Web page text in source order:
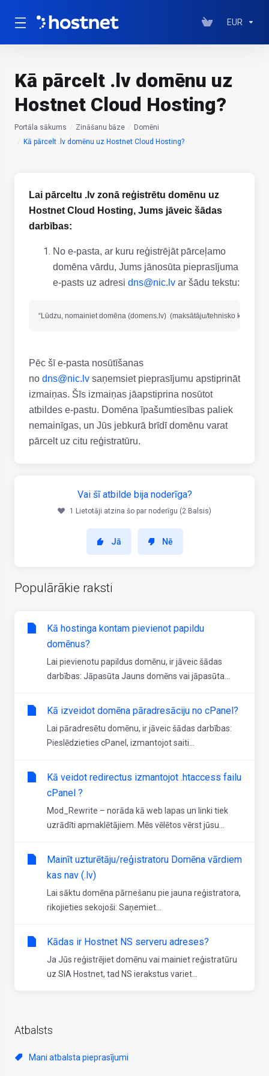
EUR
Kā pārcelt .lv domēnu uz
Hostnet Cloud Hosting?
Portāla sākums Zināšanu bāze
Domēni
Kā pārcelt .lv domēnu uz Hostnet Cloud Hosting?
Atbalsts
Mani atbalsta pieprasījumi
Lai pārceltu .lv zonā reģistrētu domēnu uz
Hostnet Cloud Hosting, Jums jāveic šādas
darbības:
No e-pasta, ar kuru reģistrējāt pārceļamo
domēna vārdu, Jums jānosūta pieprasījuma
e-pasts uz adresi dns@nic.lv ar šādu tekstu:
Pēc šī e-pasta nosūtīšanas
no dns@nic.lv saņemsiet pieprasījumu apstiprināt
izmaiņas. Šīs izmaiņas jāapstiprina nosūtot
atbildes e-pastu. Domēna īpašumtiesības paliek
nemainīgas, un Jūs jebkurā brīdī domēnu varat
pārcelt uz citu reģistratūru.
Vai šī atbilde bija noderīga?
1 Lietotāji atzina šo par noderīgu (2 Balsis)
Jā Nē
Populārākie raksti
Kā hostinga kontam pievienot papildu
domēnus?
Lai pievienotu papildus domēnu, ir jāveic šādas
darbības: Jāpasūta Jauns domēns vai jāpasūta...
Kā izveidot domēna pāradresāciju no cPanel?
Lai pāradresētu domēnu, ir jāveic šādas darbības:
Pieslēdzieties cPanel, izmantojot saiti...
Kā veidot redirectus izmantojot .htaccess failu
cPanel ?
Mod_Rewrite – norāda kā web lapas un linki tiek
uzrādīti apmaklētājiem. Mēs vēlētos vērst jūsu...
Mainīt uzturētāju/reģistratoru Domēna vārdiem
kas nav (.lv)
Lai sāktu domēna pārnešanu pie jauna reģistratora,
rikojieties sekojoši: Saņemiet...
Kādas ir Hostnet NS serveru adreses?
Ja Jūs reģistrējiet domēnu vai mainiet reģistratūru
uz SIA Hostnet, tad NS ierakstus variet...